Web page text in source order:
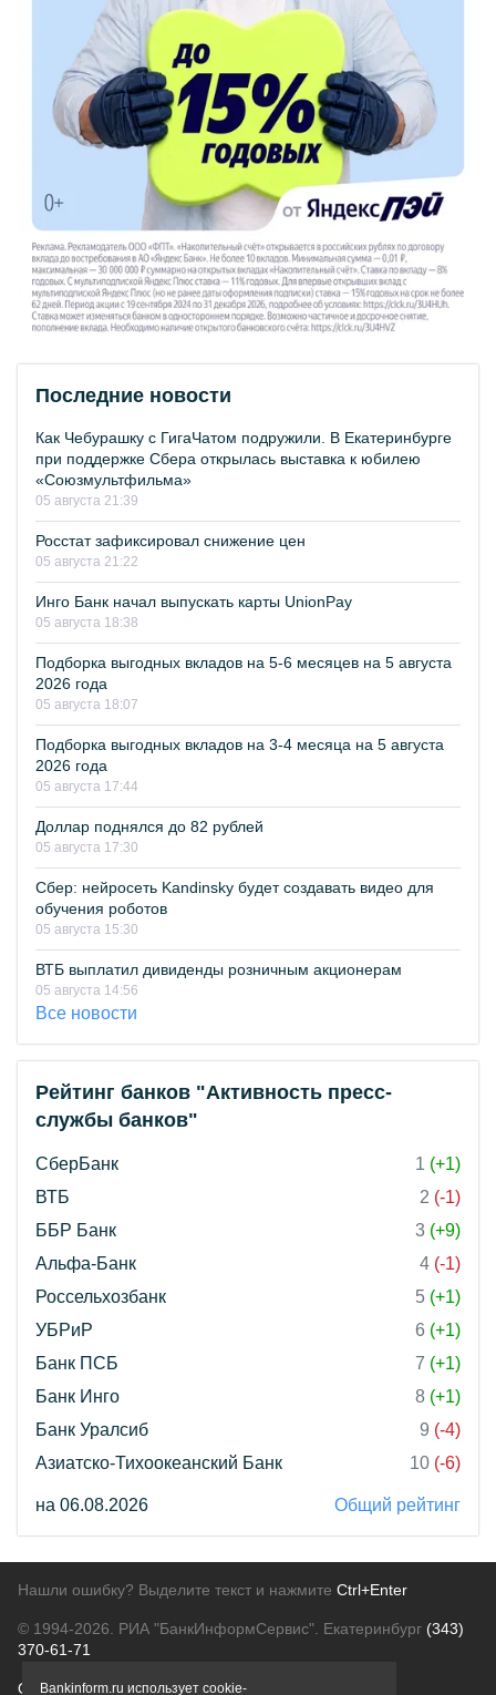
Последние новости
Как Чебурашку с ГигаЧатом подружили. В Екатеринбурге
при поддержке Сбера открылась выставка к юбилею
«Союзмультфильма»
05 августа 21:39
Росстат зафиксировал снижение цен
05 августа 21:22
Инго Банк начал выпускать карты UnionPay
05 августа 18:38
Подборка выгодных вкладов на 5-6 месяцев на 5 августа
2026 года
05 августа 18:07
Подборка выгодных вкладов на 3-4 месяца на 5 августа
2026 года
05 августа 17:44
Доллар поднялся до 82 рублей
05 августа 17:30
Сбер: нейросеть Kandinsky будет создавать видео для
обучения роботов
05 августа 15:30
ВТБ выплатил дивиденды розничным акционерам
05 августа 14:56
Все новости
Рейтинг банков "Активность пресс-
службы банков"
СберБанк 1 (+1)
ВТБ
2 (-1)
ББР Банк
3 (+9)
Альфа-Банк
4 (-1)
Россельхозбанк
5 (+1)
УБРиР
6 (+1)
Банк ПСБ
7 (+1)
Банк Инго
8 (+1)
Банк Уралсиб
9 (-4)
Азиатско-Тихоокеанский Банк
10 (-6)
на 06.08.2026 Общий рейтинг
Нашли ошибку? Выделите текст и нажмите Ctrl+Enter
© 1994-2026. РИА "БанкИнформСервис". Екатеринбург (343)
370-61-71
О проектеПолитика конфиденциальности
Bankinform.ru использует cookie-